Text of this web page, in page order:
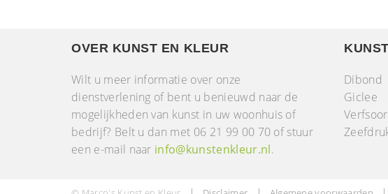
OVER KUNST EN KLEUR
Wilt u meer informatie over onze
dienstverlening of bent u benieuwd naar de
mogelijkheden van kunst in uw woonhuis of
bedrijf? Belt u dan met 06 21 99 00 70 of stuur
een e-mail naar info@kunstenkleur.nl.
Dibond
Giclee